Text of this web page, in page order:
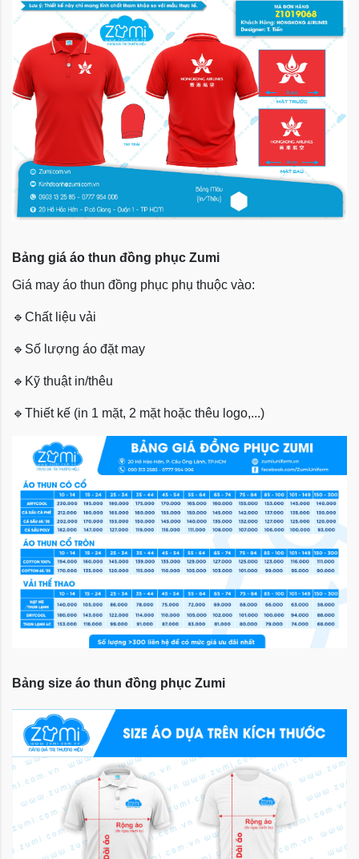
Bảng giá áo thun đồng phục Zumi
Giá may áo thun đồng phục phụ thuộc vào:
🔹 Chất liệu vải
🔹 Số lượng áo đặt may
🔹 Kỹ thuật in/thêu
🔹 Thiết kế (in 1 mặt, 2 mặt hoặc thêu logo,...)
Bảng size áo thun đồng phục Zumi